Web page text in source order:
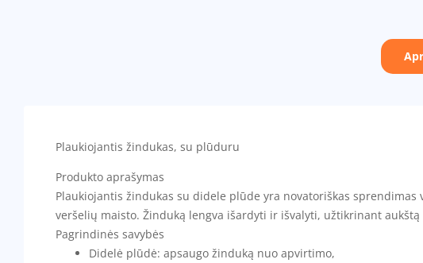
Plaukiojantis žindukas, su plūduru
Produkto aprašymas
Plaukiojantis žindukas su didele plūde yra novatoriškas
veršelių maisto. Žinduką lengva išardyti ir išvalyti, užtikrinant
Pagrindinės savybės
Didelė plūdė: apsaugo žinduką nuo apvirtimo,